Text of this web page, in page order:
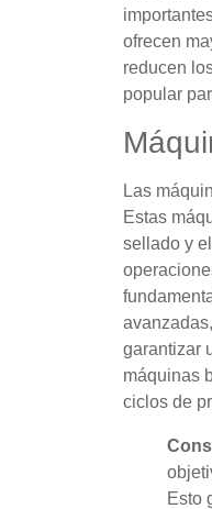
ofrecen
reducen
popular
Las
Estas
sellado y
garantizar
máquinas
ciclos de
Esto